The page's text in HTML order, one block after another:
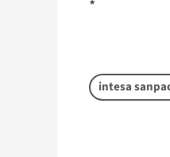
*
intesa